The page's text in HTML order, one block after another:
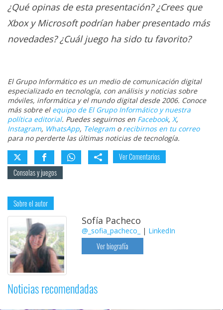
¿Qué opinas de esta presentación? ¿Crees que
Xbox y Microsoft podrían haber presentado más
novedades? ¿Cuál juego ha sido tu favorito?
El Grupo Informático es un medio de comunicación digital
especializado en tecnología, con análisis y noticias sobre
móviles, informática y el mundo digital desde 2006. Conoce
más sobre el equipo de El Grupo Informático y nuestra
política editorial. Puedes seguirnos en Facebook, X,
Instagram, WhatsApp, Telegramo recibirnos en tu correo
para no perderte las últimas noticias de tecnología.
Ver Comentarios
Consolas y juegos
Sobre el autor
Sofía Pacheco
@_sofia_pacheco_ | LinkedIn
Ver biografía
Noticias recomendadas